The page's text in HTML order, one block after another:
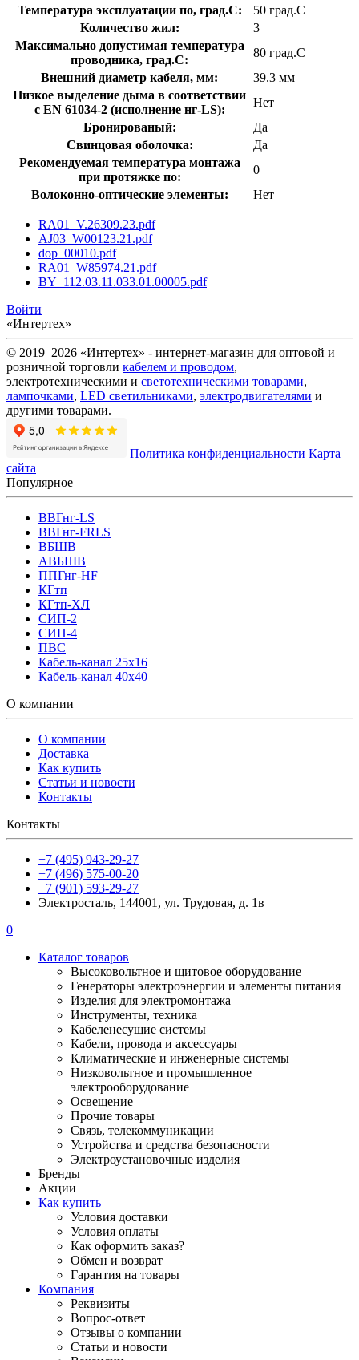
Температура эксплуатации по, град.C:
50 град.C
Количество жил:
3
Максимально допустимая температура
проводника, град.C:
80 град.C
Внешний диаметр кабеля, мм:
39.3 мм
Низкое выделение дыма в соответствии
с EN 61034-2 (исполнение нг-LS):
Нет
Бронированый:
Да
Свинцовая оболочка:
Да
Рекомендуемая температура монтажа
при протяжке по:
0
Волоконно-оптические элементы:
Нет
RA01_V.26309.23.pdf
AJ03_W00123.21.pdf
dop_00010.pdf
RA01_W85974.21.pdf
BY_112.03.11.033.01.00005.pdf
Войти
«Интертех»
© 2019–2026 «Интертех» - интернет-магазин для оптовой и
розничной торговли кабелем и проводом,
электротехническими и светотехническими товарами,
лампочками, LED светильниками, электродвигателями и
другими товарами.
Политика конфиденциальности Карта
сайта
Популярное
ВВГнг-LS
ВВГнг-FRLS
ВБШВ
АВБШВ
ППГнг-HF
КГтп
КГтп-ХЛ
СИП-2
СИП-4
ПВС
Кабель-канал 25х16
Кабель-канал 40х40
О компании
О компании
Доставка
Как купить
Статьи и новости
Контакты
Контакты
+7 (495) 943-29-27
+7 (496) 575-00-20
+7 (901) 593-29-27
Электросталь, 144001, ул. Трудовая, д. 1в
0
Каталог товаров
Высоковольтное и щитовое оборудование
Генераторы электроэнергии и элементы питания
Изделия для электромонтажа
Инструменты, техника
Кабеленесущие системы
Кабели, провода и аксессуары
Климатические и инженерные системы
Низковольтное и промышленное
электрооборудование
Освещение
Прочие товары
Связь, телекоммуникации
Устройства и средства безопасности
Электроустановочные изделия
Бренды
Акции
Как купить
Условия доставки
Условия оплаты
Как оформить заказ?
Обмен и возврат
Гарантия на товары
Компания
Реквизиты
Вопрос-ответ
Отзывы о компании
Статьи и новости